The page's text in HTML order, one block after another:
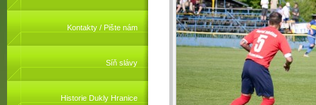
Kontakty / Pište nám
Síň slávy
Historie Dukly Hranice